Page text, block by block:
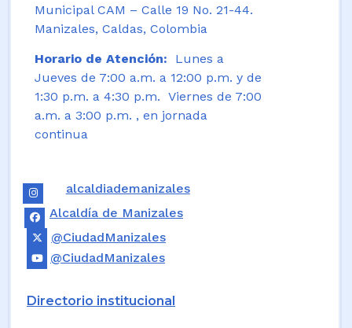
Municipal CAM – Calle 19 No. 21-44.
Manizales, Caldas, Colombia
Horario de Atención: Lunes a
Jueves de 7:00 a.m. a 12:00 p.m. y de
1:30 p.m. a 4:30 p.m. Viernes de 7:00
a.m. a 3:00 p.m. , en jornada
continua
alcaldiademanizales
Alcaldía de Manizales
@CiudadManizales
@CiudadManizales
Directorio institucional